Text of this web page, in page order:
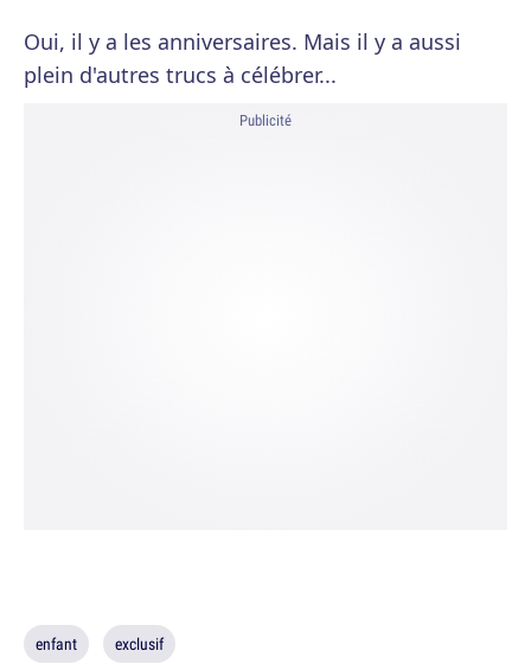
Oui, il y a les anniversaires. Mais il y a aussi
plein d'autres trucs à célébrer...
Publicité
enfant exclusif